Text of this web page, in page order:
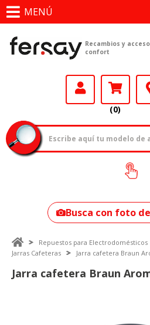
MENÚ
Recambios y
confort
(0)
¿Cómo
tu modelo?
Busca con foto
Repuestos para Electrodomésticos
Jarras Cafeteras
Jarra cafetera Braun
Jarra cafetera Braun